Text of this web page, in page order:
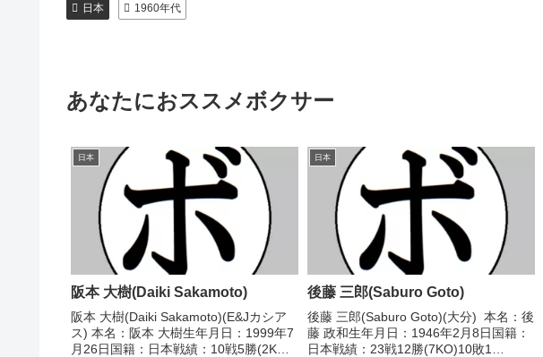
日本 1960年代
あなたにおススメボクサー
日本
阪本 大樹(Daiki Sakamoto)
阪本 大樹(Daiki Sakamoto)(E&Jカシア
ス) 本名：阪本 大樹生年月日：1999年7
月26日国籍：日本戦績：10戦5勝(2KO)2
日本
後藤 三郎(Saburo Goto)
後藤 三郎(Saburo Goto)(大分) 本名：後
藤 政和生年月日：1946年2月8日国籍：
日本戦績：23戦12勝(7KO)10敗1